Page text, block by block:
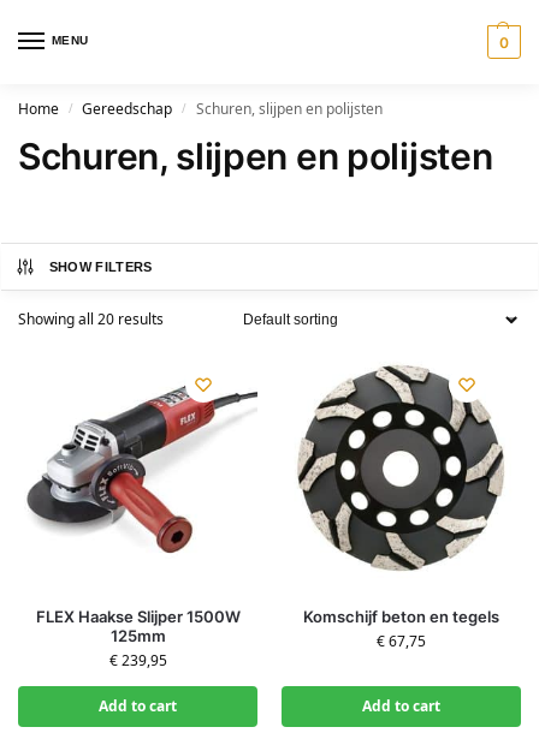
MENU 0
Home / Gereedschap / Schuren, slijpen en polijsten
Schuren, slijpen en polijsten
SHOW FILTERS
Showing all 20 results
FLEX Haakse Slijper 1500W
125mm
€239,95
Add to cart
Komschijf beton en tegels
€67,75
Add to cart